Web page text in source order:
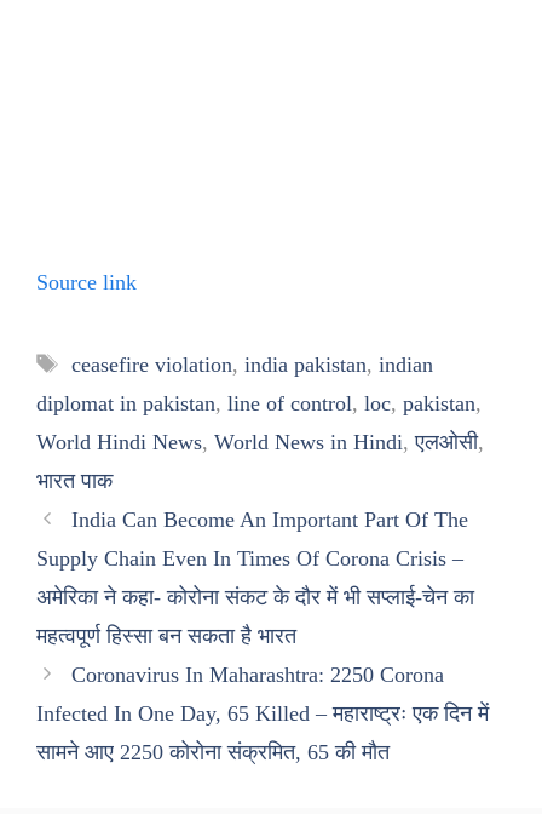
Source link
Tags
ceasefire violation, india pakistan, indian
diplomat in pakistan, line of control, loc, pakistan,
World Hindi News, World News in Hindi,एलओसी,
भारत पाक
India Can Become An Important Part Of The
Supply Chain Even In Times Of Corona Crisis –
अमेरिका ने कहा- कोरोना संकट के दौर में भी सप्लाई-चेन का
महत्वपूर्ण हिस्सा बन सकता है भारत
Coronavirus In Maharashtra: 2250 Corona
Infected In One Day, 65 Killed – महाराष्ट्रः एक दिन में
सामने आए 2250 कोरोना संक्रमित, 65 की मौत